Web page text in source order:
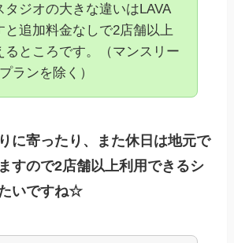
タジオの大きな違いはLAVA
と追加料金なしで2店舗以上
るところです。（マンスリー
ランを除く）
に寄ったり、また休日は地元で
すので2店舗以上利用できるシ
いですね☆